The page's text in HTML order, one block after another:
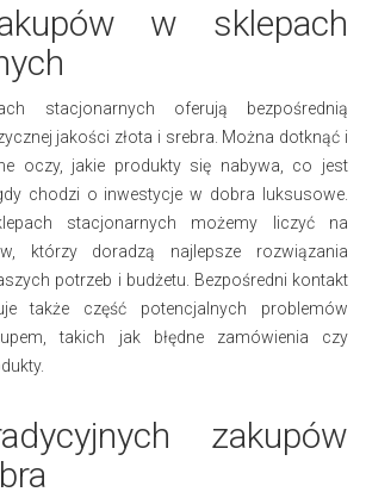
w sklepach
stacjonarnych oferują bezpośrednią
jakości złota i srebra. Można dotknąć i
oczy, jakie produkty się nabywa, co jest
chodzi o inwestycje w dobra luksusowe.
stacjonarnych możemy liczyć na
którzy doradzą najlepsze rozwiązania
potrzeb i budżetu. Bezpośredni kontakt
także część potencjalnych problemów
takich jak błędne zamówienia czy
zakupów